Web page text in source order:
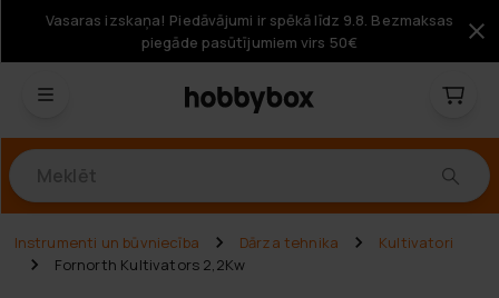
Vasaras izskaņa! Piedāvājumi ir spēkā līdz 9.8. Bezmaksas
piegāde pasūtījumiem virs 50€
Instrumenti un būvniecība Dārza tehnika
Kultivatori
Fornorth Kultivators 2,2Kw